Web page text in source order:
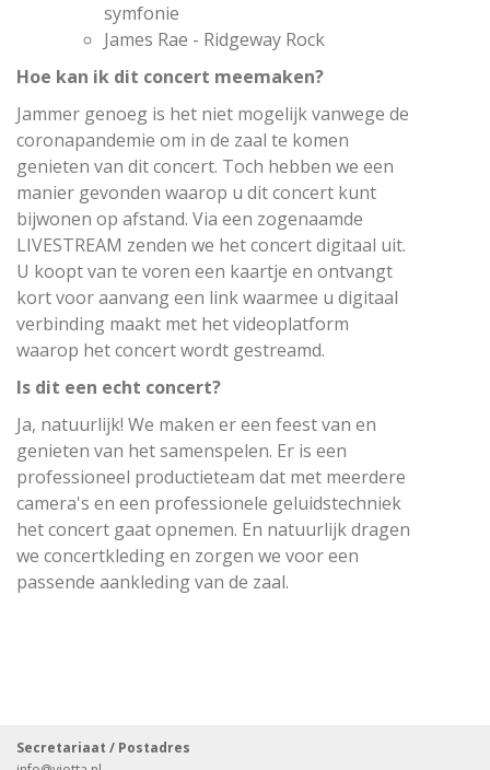
symfonie
James Rae - Ridgeway Rock
Hoe kan ik dit concert meemaken?
Jammer genoeg is het niet mogelijk vanwege de
coronapandemie om in de zaal te komen
genieten van dit concert. Toch hebben we een
manier gevonden waarop u dit concert kunt
bijwonen op afstand. Via een zogenaamde
LIVESTREAM zenden we het concert digitaal uit.
U koopt van te voren een kaartje en ontvangt
kort voor aanvang een link waarmee u digitaal
verbinding maakt met het videoplatform
waarop het concert wordt gestreamd.
Is dit een echt concert?
Ja, natuurlijk! We maken er een feest van en
genieten van het samenspelen. Er is een
professioneel productieteam dat met meerdere
camera's en een professionele geluidstechniek
het concert gaat opnemen. En natuurlijk dragen
we concertkleding en zorgen we voor een
passende aankleding van de zaal.
Secretariaat / Postadres